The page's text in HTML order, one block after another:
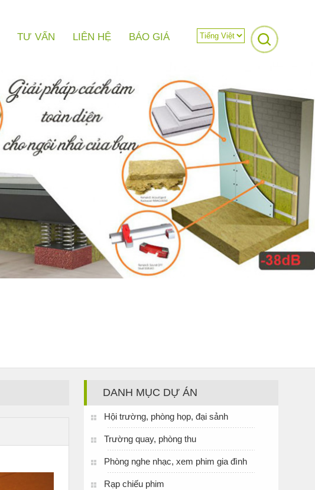
TƯ VẤN LIÊN HỆ BÁO GIÁ
DANH MỤC DỰ ÁN
Hội trường, phòng họp, đại sảnh
Trường quay, phòng thu
Phòng nghe nhạc, xem phim gia đình
Rạp chiếu phim